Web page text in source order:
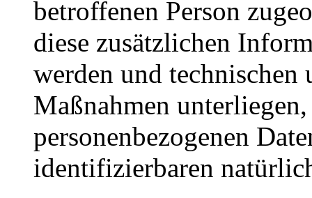
betroffenen Person
diese zusätzlichen
werden und technischen
Maßnahmen
personenbezogenen
identifizierbaren